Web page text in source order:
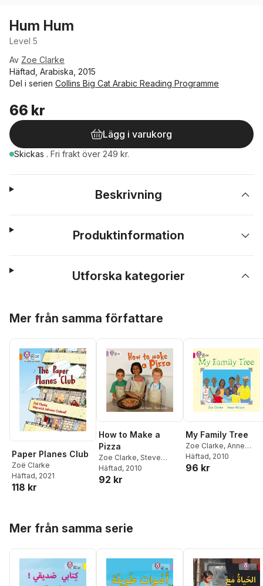
Hum Hum
Level 5
Av Zoe Clarke
Häftad, Arabiska, 2015
Del i serien Collins Big Cat Arabic Reading Programme
66 kr
Lägg i varukorg
Skickas . Fri frakt över 249 kr.
Beskrivning
Produktinformation
Utforska kategorier
Mer från samma författare
Paper Planes Club
Zoë Clarke
Häftad, 2021
118 kr
How to Make a
Pizza
Zoe Clarke, Steve
Lumb
Häftad, 2010
92 kr
My Family Tree
Zoe Clarke, Anne
Wilson
Häftad, 2010
96 kr
Mer från samma serie